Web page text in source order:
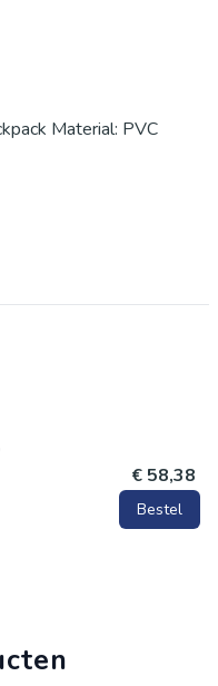
Material: PVC
€ 58,38
Bestel